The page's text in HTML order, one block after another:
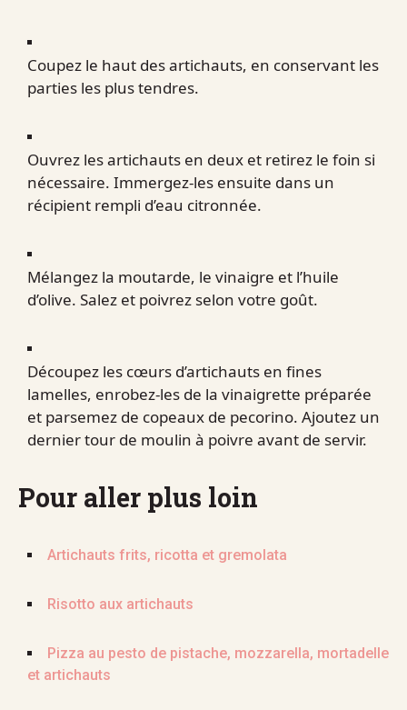
Coupez le haut des artichauts, en conservant les
parties les plus tendres.
Ouvrez les artichauts en deux et retirez le foin si
nécessaire. Immergez-les ensuite dans un
récipient rempli d’eau citronnée.
Mélangez la moutarde, le vinaigre et l’huile
d’olive. Salez et poivrez selon votre goût.
Découpez les cœurs d’artichauts en fines
lamelles, enrobez-les de la vinaigrette préparée
et parsemez de copeaux de pecorino. Ajoutez un
dernier tour de moulin à poivre avant de servir.
Pour aller plus loin
Artichauts frits, ricotta et gremolata
Risotto aux artichauts
Pizza au pesto de pistache, mozzarella, mortadelle
et artichauts